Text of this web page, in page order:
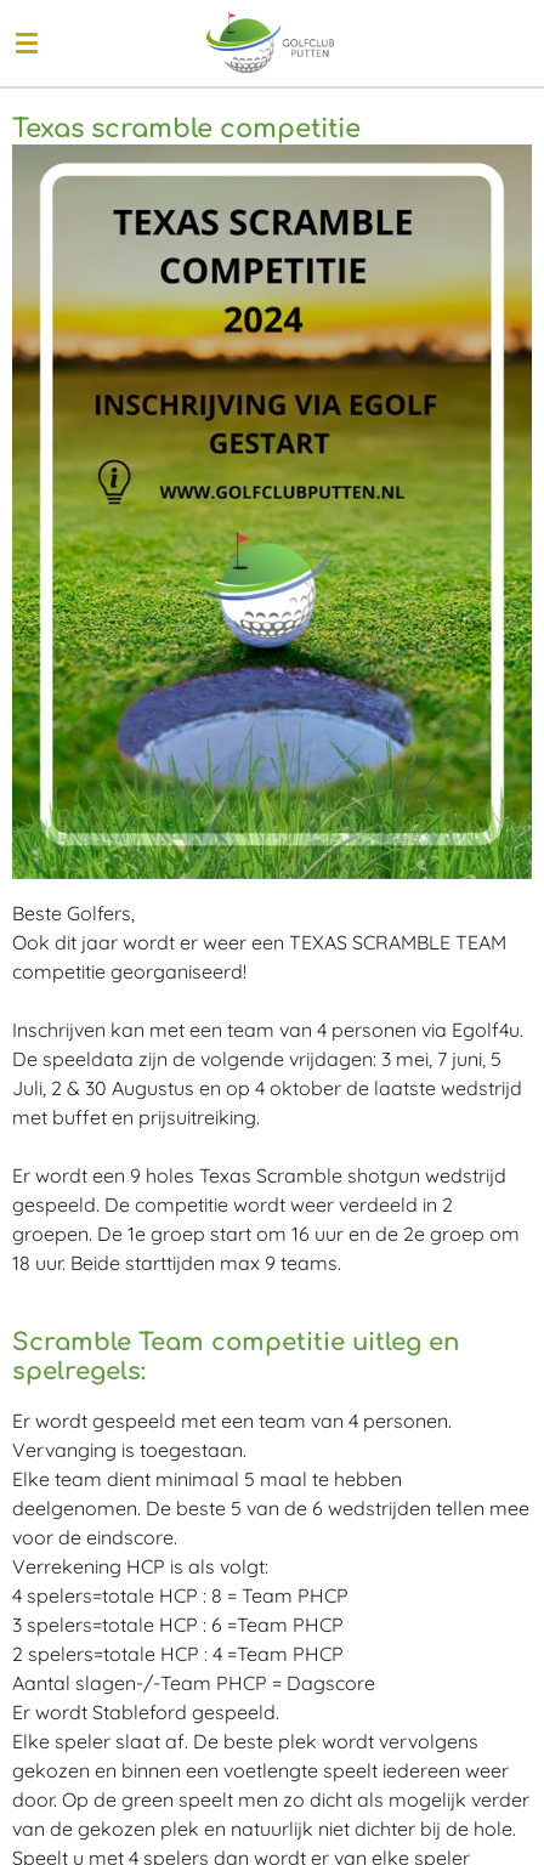
direct
naar
de
hoofdinhoud
Texas scramble competitie
Beste Golfers,
Ook dit jaar wordt er weer een TEXAS SCRAMBLE TEAM
competitie georganiseerd!
Inschrijven kan met een team van 4 personen via Egolf4u.
De speeldata zijn de volgende vrijdagen: 3 mei, 7 juni, 5
Juli, 2 & 30 Augustus en op 4 oktober de laatste wedstrijd
met buffet en prijsuitreiking.
Er wordt een 9 holes Texas Scramble shotgun wedstrijd
gespeeld. De competitie wordt weer verdeeld in 2
groepen. De 1e groep start om 16 uur en de 2e groep om
18 uur. Beide starttijden max 9 teams.
Scramble Team competitie uitleg en
spelregels:
Er wordt gespeeld met een team van 4 personen.
Vervanging is toegestaan.
Elke team dient minimaal 5 maal te hebben
deelgenomen. De beste 5 van de 6 wedstrijden tellen mee
voor de eindscore.
Verrekening HCP is als volgt:
4 spelers=totale HCP : 8 = Team PHCP
3 spelers=totale HCP : 6 =Team PHCP
2 spelers=totale HCP : 4 =Team PHCP
Aantal slagen-/-Team PHCP = Dagscore
Er wordt Stableford gespeeld.
Elke speler slaat af. De beste plek wordt vervolgens
gekozen en binnen een voetlengte speelt iedereen weer
door. Op de green speelt men zo dicht als mogelijk verder
van de gekozen plek en natuurlijk niet dichter bij de hole.
Speelt u met 4 spelers dan wordt er van elke speler